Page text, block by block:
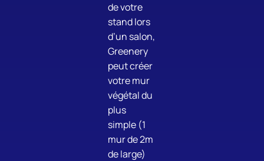
de votre
stand lors
d’un salon,
Greenery
peut créer
votre mur
végétal du
plus
simple (1
mur de 2m
de large)